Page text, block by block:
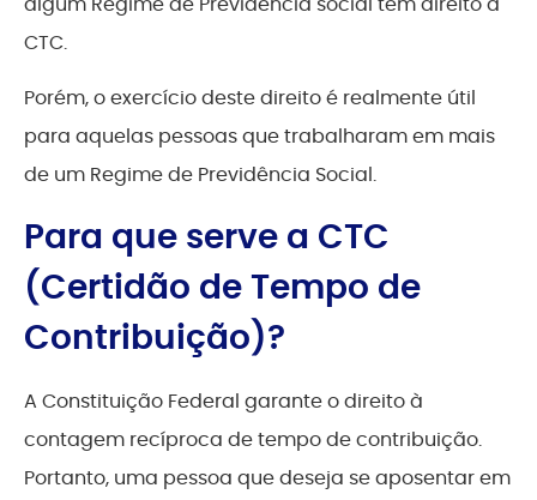
CTC.
Porém, o exercício deste direito é realmente útil
para aquelas pessoas que trabalharam em mais
de um Regime de Previdência Social.
Para que serve a CTC
(Certidão de Tempo de
Contribuição)?
A Constituição Federal garante o direito à
contagem recíproca de tempo de contribuição.
Portanto, uma pessoa que deseja se aposentar em